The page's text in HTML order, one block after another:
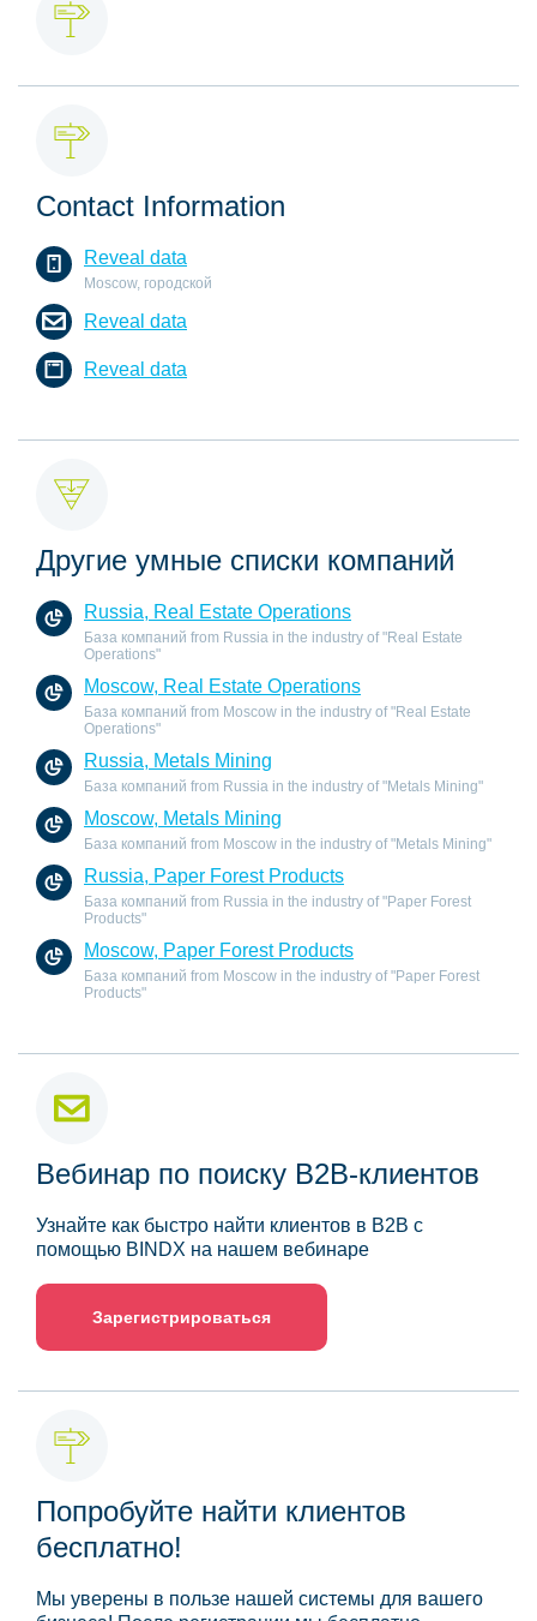
Contact Information
Reveal data
Moscow, городской
Reveal data
Reveal data
Другие умные списки компаний
Russia, Real Estate Operations
База компаний from Russia in the industry of "Real Estate
Operations"
Moscow, Real Estate Operations
База компаний from Moscow in the industry of "Real Estate
Operations"
Russia, Metals Mining
База компаний from Russia in the industry of "Metals Mining"
Moscow, Metals Mining
База компаний from Moscow in the industry of "Metals Mining"
Russia, Paper Forest Products
База компаний from Russia in the industry of "Paper Forest
Products"
Moscow, Paper Forest Products
База компаний from Moscow in the industry of "Paper Forest
Products"
Вебинар по поиску B2B-клиентов
Узнайте как быстро найти клиентов в B2B с
помощью BINDX на нашем вебинаре
Зарегистрироваться
Попробуйте найти клиентов
бесплатно!
Мы уверены в пользе нашей системы для вашего